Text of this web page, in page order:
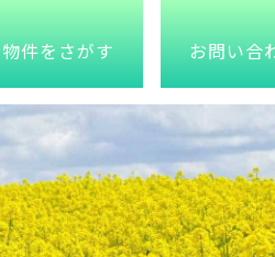
物件をさがす お問い合